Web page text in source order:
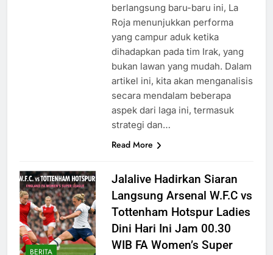
berlangsung baru-baru ini, La
Roja menunjukkan performa
yang campur aduk ketika
dihadapkan pada tim Irak, yang
bukan lawan yang mudah. Dalam
artikel ini, kita akan menganalisis
secara mendalam beberapa
aspek dari laga ini, termasuk
strategi dan…
Read More
BERITA
Jalalive Hadirkan Siaran
Langsung Arsenal W.F.C vs
Tottenham Hotspur Ladies
Dini Hari Ini Jam 00.30
WIB FA Women’s Super